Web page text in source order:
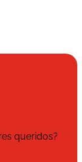
queridos?